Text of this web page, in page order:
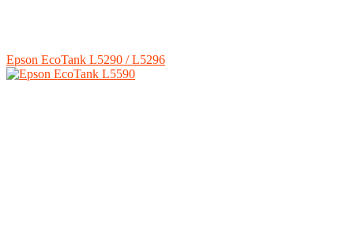
Epson EcoTank L5290 / L5296